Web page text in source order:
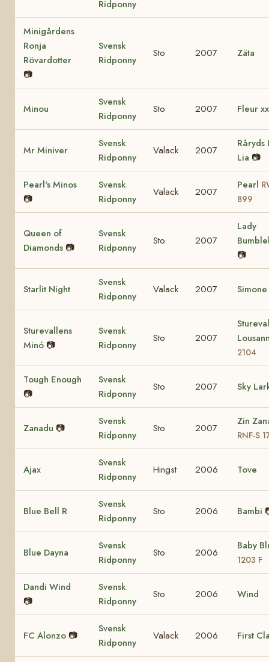
Ridponny
Minigårdens
Ronja
Rövardotter
📷
Svensk
Ridponny
Sto 2007 Zäta
Minou
Svensk
Ridponny
Sto 2007 Fleur xx
Mr Miniver
Svensk
Ridponny
Valack 2007
Råryds
Lia 📷
Pearl's Minos
📷
Svensk
Ridponny
Valack 2007
Pearl
899
Queen of
Diamonds 📷
Svensk
Ridponny
Sto 2007
Lady
📷
Starlit Night
Svensk
Ridponny
Valack 2007 Simone
Sturevallens
Minó 📷
Svensk
Ridponny
Sto 2007
2104
Tough Enough
📷
Svensk
Ridponny
Sto 2007 Sky
Zanadu 📷
Svensk
Ridponny
Sto 2007
Zin
RNF-S
Ajax
Svensk
Ridponny
Hingst 2006 Tove
Blue Bell R
Svensk
Ridponny
Sto 2006 Bambi
Blue Dayna
Svensk
Ridponny
Sto 2006
Baby
1203 F
Dandi Wind
📷
Svensk
Ridponny
Sto 2006 Wind
FC Alonzo 📷
Svensk
Ridponny
Valack 2006 First